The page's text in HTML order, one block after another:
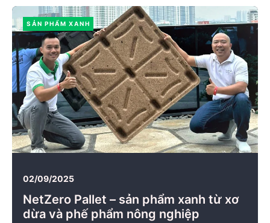
SẢN PHẨM XANH
02/09/2025
NetZero Pallet – sản phẩm xanh từ xơ
dừa và phế phẩm nông nghiệp